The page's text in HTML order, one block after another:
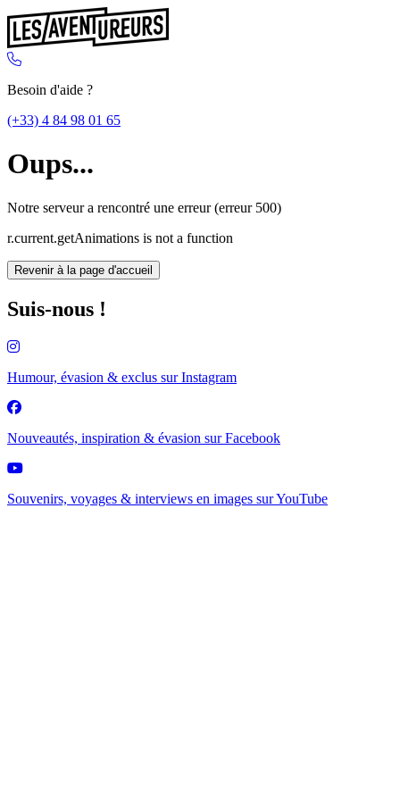
Besoin d'aide ?
(+33) 4 84 98 01 65
Oups...
Notre serveur a rencontré une erreur (erreur 500)
r.current.getAnimations is not a function
Revenir à la page d'accueil
Suis-nous !
Humour, évasion & exclus surInstagram
Nouveautés, inspiration & évasion surFacebook
Souvenirs, voyages & interviews en images surYouTube